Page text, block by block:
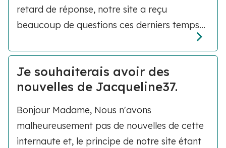
retard de réponse, notre site a reçu
beaucoup de questions ces derniers temps...
Je souhaiterais avoir des
nouvelles de Jacqueline37.
Bonjour Madame, Nous n'avons
malheureusement pas de nouvelles de cette
internaute et, le principe de notre site étant